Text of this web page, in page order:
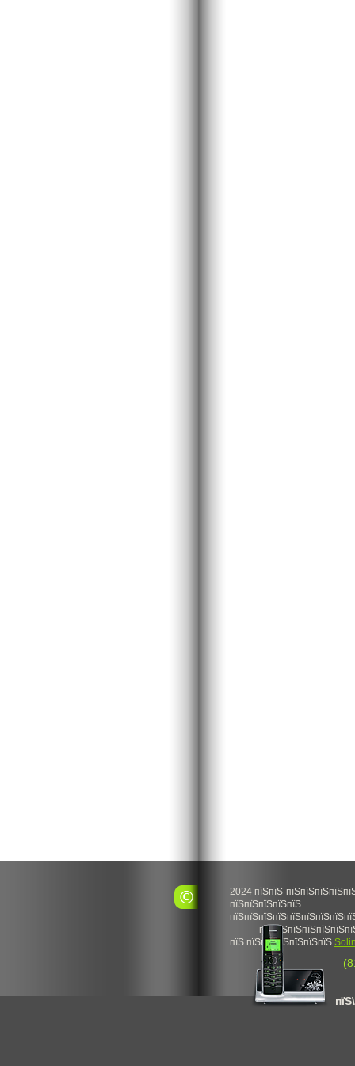
2024 пїЅпїЅ-
пїЅпїЅпїЅпїЅпїЅ
пїЅ пїЅпїЅпїЅпїЅпїЅпїЅ